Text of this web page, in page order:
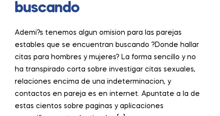
buscando
Ademi?s tenemos algun omision para las parejas
estables que se encuentran buscando ?Donde hallar
citas para hombres y mujeres? La forma sencillo y no
ha transpirado corta sobre investigar citas sexuales,
relaciones encima de una indeterminacion, y
contactos en pareja es en internet. Apuntate a la de
estas cientos sobre paginas y aplicaciones